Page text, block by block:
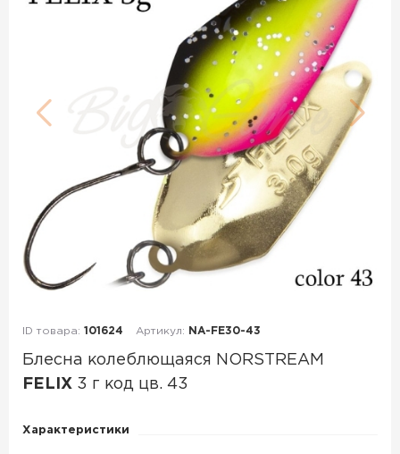
ID товара: 101624 Артикул: NA-FE30-43
Блесна колеблющаяся NORSTREAM
FELIX 3 г код цв. 43
Блесна
Характеристики